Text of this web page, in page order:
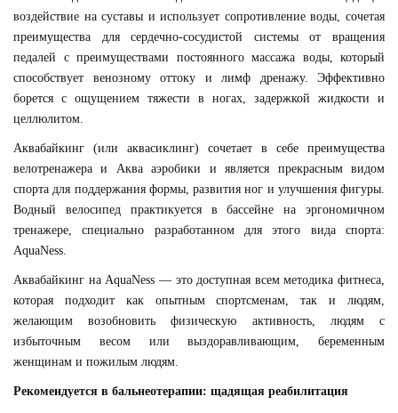
воздействие на суставы и использует сопротивление воды, сочетая
преимущества для сердечно-сосудистой системы от вращения
педалей с преимуществами постоянного массажа воды, который
способствует венозному оттоку и лимф дренажу. Эффективно
борется с ощущением тяжести в ногах, задержкой жидкости и
целлюлитом.
Аквабайкинг (или аквасиклинг) сочетает в себе преимущества
велотренажера и Аква аэробики и является прекрасным видом
спорта для поддержания формы, развития ног и улучшения фигуры.
Водный велосипед практикуется в бассейне на эргономичном
тренажере, специально разработанном для этого вида спорта:
AquaNess.
Аквабайкинг на AquaNess — это доступная всем методика фитнеса,
которая подходит как опытным спортсменам, так и людям,
желающим возобновить физическую активность, людям с
избыточным весом или выздоравливающим, беременным
женщинам и пожилым людям.
Рекомендуется в бальнеотерапии: щадящая реабилитация